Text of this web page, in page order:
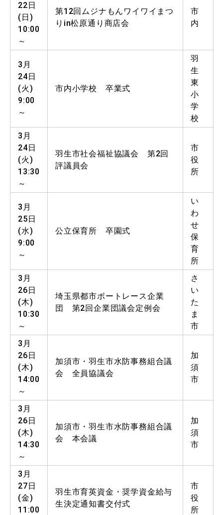
22日
(日)
10:00
～
第12回ムジナもんワイワイまつ
りin松原通り商店会
市
内
3月
24日
(火)
9:00
～
市内小学校 卒業式
羽
生
東
小
学
校
3月
24日
(火)
13:30
～
羽生市社会福祉協議会 第2回
評議員会
市
役
所
3月
25日
(水)
9:00
～
公立保育所 卒園式
い
わ
せ
保
育
所
3月
26日
(木)
10:30
～
埼玉県都市ボートレース企業
団 第2回企業団議会定例会
さ
い
た
ま
市
3月
26日
(木)
14:00
～
加須市・羽生市水防事務組合議
会 全員協議会
加
須
市
3月
26日
(木)
14:30
～
加須市・羽生市水防事務組合議
会 本会議
加
須
市
3月
27日
(金)
11:00
羽生市育英資金・奨学資金給与
生決定通知書交付式
市
役
所